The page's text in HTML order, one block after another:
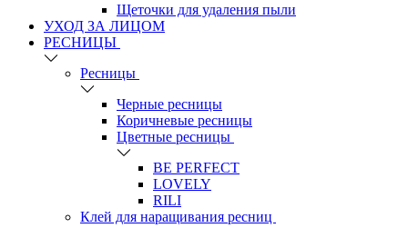
Щеточки для удаления пыли
УХОД ЗА ЛИЦОМ
РЕСНИЦЫ
Ресницы
Черные ресницы
Коричневые ресницы
Цветные ресницы
BE PERFECT
LOVELY
RILI
Клей для наращивания ресниц